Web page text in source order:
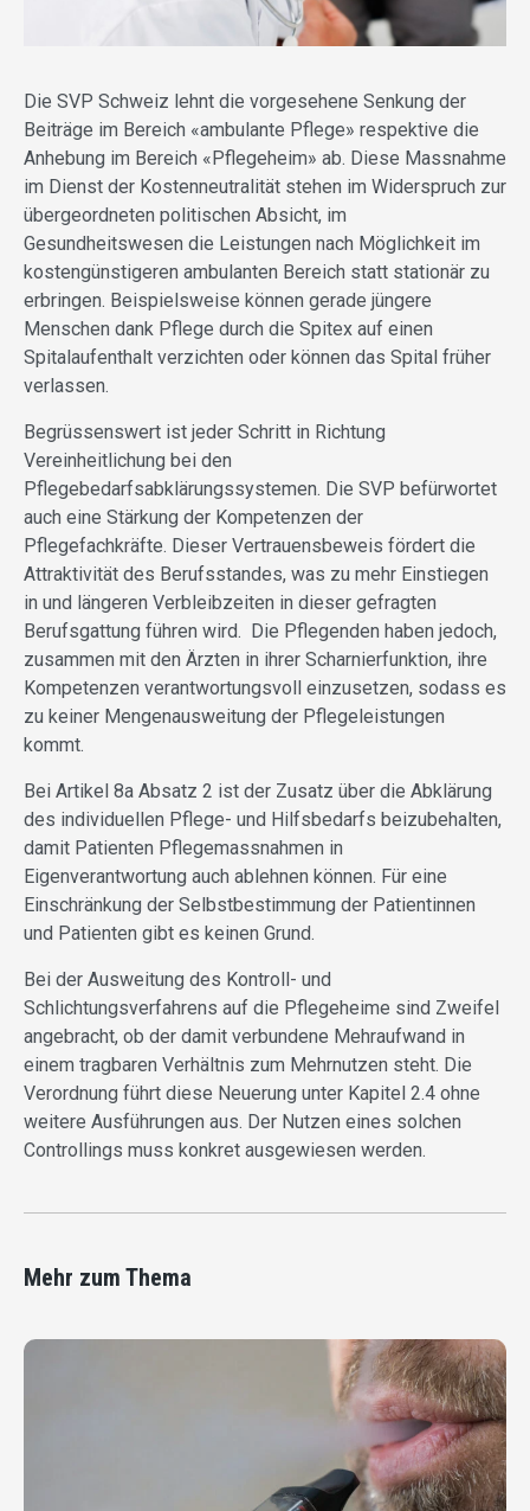
Die SVP Schweiz lehnt die vorgesehene Senkung der
Beiträge im Bereich «ambulante Pflege» respektive die
Anhebung im Bereich «Pflegeheim» ab. Diese Massnahme
im Dienst der Kostenneutralität stehen im Widerspruch zur
übergeordneten politischen Absicht, im
Gesundheitswesen die Leistungen nach Möglichkeit im
kostengünstigeren ambulanten Bereich statt stationär zu
erbringen. Beispielsweise können gerade jüngere
Menschen dank Pflege durch die Spitex auf einen
Spitalaufenthalt verzichten oder können das Spital früher
verlassen.
Begrüssenswert ist jeder Schritt in Richtung
Vereinheitlichung bei den
Pflegebedarfsabklärungssystemen. Die SVP befürwortet
auch eine Stärkung der Kompetenzen der
Pflegefachkräfte. Dieser Vertrauensbeweis fördert die
Attraktivität des Berufsstandes, was zu mehr Einstiegen
in und längeren Verbleibzeiten in dieser gefragten
Berufsgattung führen wird. Die Pflegenden haben jedoch,
zusammen mit den Ärzten in ihrer Scharnierfunktion, ihre
Kompetenzen verantwortungsvoll einzusetzen, sodass es
zu keiner Mengenausweitung der Pflegeleistungen
kommt.
Bei Artikel 8a Absatz 2 ist der Zusatz über die Abklärung
des individuellen Pflege- und Hilfsbedarfs beizubehalten,
damit Patienten Pflegemassnahmen in
Eigenverantwortung auch ablehnen können. Für eine
Einschränkung der Selbstbestimmung der Patientinnen
und Patienten gibt es keinen Grund.
Bei der Ausweitung des Kontroll- und
Schlichtungsverfahrens auf die Pflegeheime sind Zweifel
angebracht, ob der damit verbundene Mehraufwand in
einem tragbaren Verhältnis zum Mehrnutzen steht. Die
Verordnung führt diese Neuerung unter Kapitel 2.4 ohne
weitere Ausführungen aus. Der Nutzen eines solchen
Controllings muss konkret ausgewiesen werden.
Mehr zum Thema